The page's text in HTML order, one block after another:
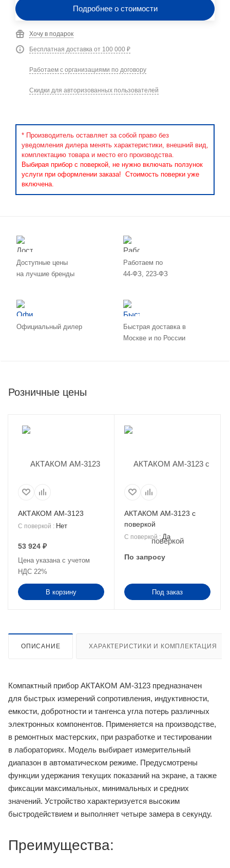
Подробнее о стоимости
Хочу в подарок
Бесплатная доставка от 100 000 ₽
Работаем с организациями по договору
Скидки для авторизованных пользователей
* Производитель оставляет за собой право без
уведомления дилера менять характеристики, внешний вид,
комплектацию товара и место его производства.
Выбирая прибор с поверкой, не нужно включать ползунок
услуги при оформлении заказа! Стоимость поверки уже
включена.
Доступные цены
на лучшие бренды
Работаем по
44-ФЗ, 223-ФЗ
Официальный дилер
Быстрая доставка в
Москве и по России
Розничные цены
АКТАКОМ АМ-3123
С поверкой : Нет
53 924 ₽
Цена указана с учетом
НДС 22%
В корзину
АКТАКОМ АМ-3123 с
поверкой
С поверкой : Да
По запросу
Под заказ
ОПИСАНИЕ ХАРАКТЕРИСТИКИ И КОМПЛЕКТАЦИЯ
Компактный прибор АКТАКОМ АМ-3123 предназначен
для быстрых измерений сопротивления, индуктивности,
емкости, добротности и тангенса угла потерь различных
электронных компонентов. Применяется на производстве,
в ремонтных мастерских, при разработке и тестировании
в лабораториях. Модель выбирает измерительный
диапазон в автоматическом режиме. Предусмотрены
функции удержания текущих показаний на экране, а также
фиксации максимальных, минимальных и средних
значений. Устройство характеризуется высоким
быстродействием и выполняет четыре замера в секунду.
Преимущества: